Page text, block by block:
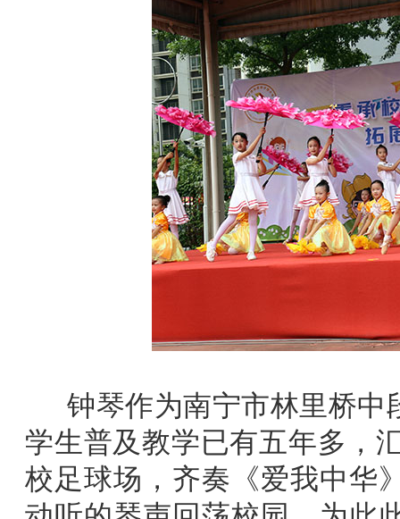
钟琴作为南宁市林里桥中
学生普及教学已有五年多，
校足球场，齐奏《爱我中华